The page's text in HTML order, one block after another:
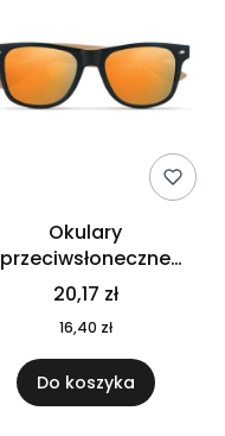
Okulary
przeciwsłoneczne
CALIFORNIA TOUCH
MO9617-10
20,17 zł
16,40 zł
Do koszyka